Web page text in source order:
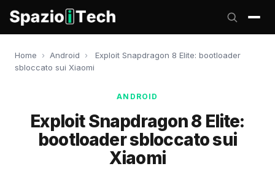
Home › Android ›
Exploit Snapdragon 8 Elite: bootloader
sbloccato sui Xiaomi
ANDROID
Exploit Snapdragon 8 Elite:
bootloader sbloccato sui
Xiaomi